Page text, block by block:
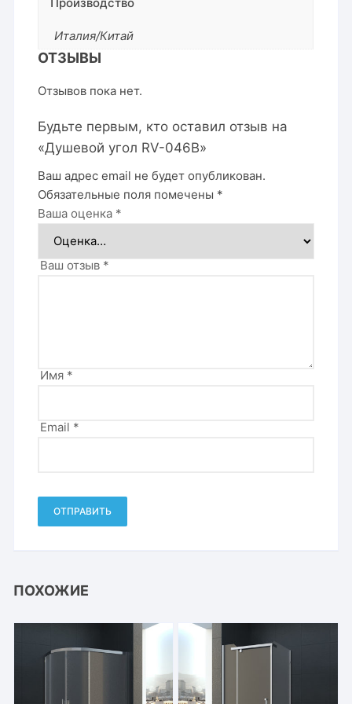
Италия/Китай
ОТЗЫВЫ
Отзывов пока нет.
Будьте первым, кто оставил отзыв на
«Душевой угол RV-046B»
Ваш адрес email не будет опубликован.
Обязательные поля помечены *
Ваша оценка *
Ваш отзыв *
Имя *
Email *
ПОХОЖИЕ